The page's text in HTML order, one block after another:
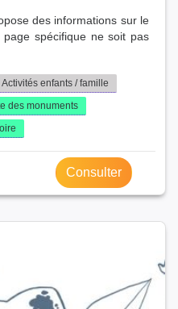
des informations sur le
spécifique ne soit pas
Activités enfants / famille
des monuments
Consulter